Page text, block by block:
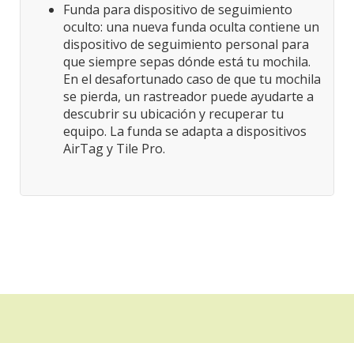
Funda para dispositivo de seguimiento
oculto: una nueva funda oculta contiene un
dispositivo de seguimiento personal para
que siempre sepas dónde está tu mochila.
En el desafortunado caso de que tu mochila
se pierda, un rastreador puede ayudarte a
descubrir su ubicación y recuperar tu
equipo. La funda se adapta a dispositivos
AirTag y Tile Pro.